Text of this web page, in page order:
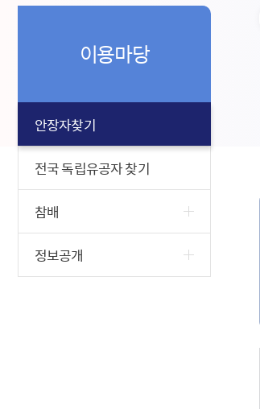
이용마당
안장자찾기
전국 독립유공자 찾기
참배
정보공개